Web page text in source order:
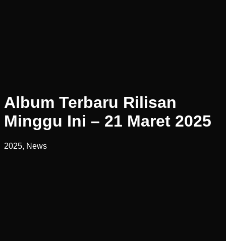
Album Terbaru Rilisan
Minggu Ini – 21 Maret 2025
2025, News